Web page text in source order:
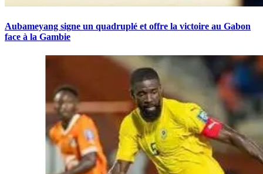
Aubameyang signe un quadruplé et offre la victoire au Gabon
face à la Gambie